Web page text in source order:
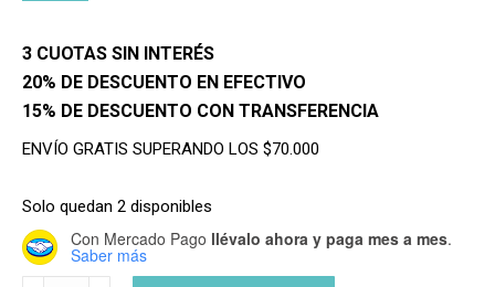
3 CUOTAS SIN INTERÉS
20% DE DESCUENTO EN EFECTIVO
15% DE DESCUENTO CON TRANSFERENCIA
ENVÍO GRATIS SUPERANDO LOS $70.000
Solo quedan 2 disponibles
Con Mercado Pago llévalo ahora y paga mes a mes.
Saber más